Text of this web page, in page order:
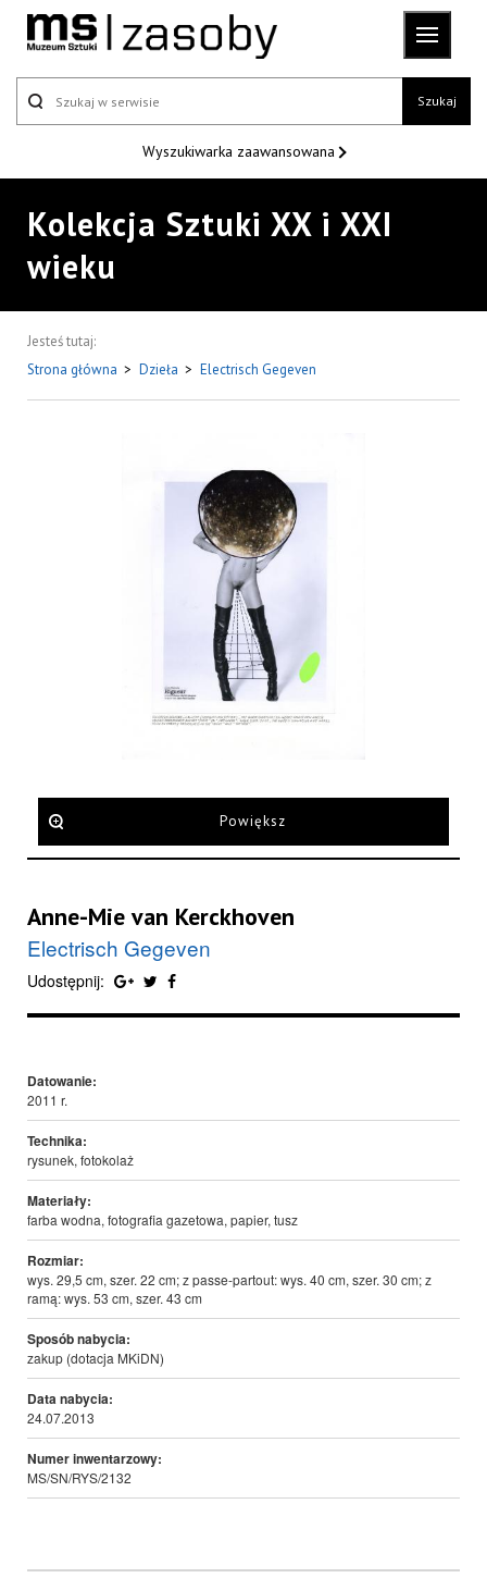
Szukaj
Wyszukiwarka zaawansowana
Kolekcja Sztuki XX i XXI
wieku
Jesteś tutaj:
Strona główna > Dzieła > Electrisch Gegeven
Powiększ
Anne-Mie van Kerckhoven
Electrisch Gegeven
Udostępnij:
Datowanie:
2011 r.
Technika:
rysunek, fotokolaż
Materiały:
farba wodna, fotografia gazetowa, papier, tusz
Rozmiar:
wys. 29,5 cm, szer. 22 cm; z passe-partout: wys. 40 cm, szer. 30 cm; z
ramą: wys. 53 cm, szer. 43 cm
Sposób nabycia:
zakup (dotacja MKiDN)
Data nabycia:
24.07.2013
Numer inwentarzowy:
MS/SN/RYS/2132